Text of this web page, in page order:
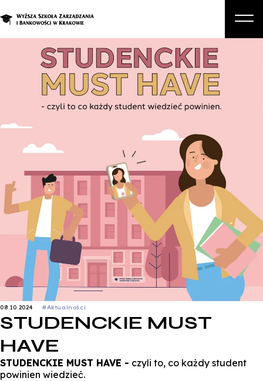
Studia podyplomowe i kursy
Zapisz się na studia
08.10.2024 #Aktualności
STUDENCKIE MUST
HAVE
STUDENCKIE MUST HAVE - czyli to, co każdy student
powinien wiedzieć.